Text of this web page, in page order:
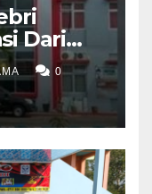
Dari
40
0